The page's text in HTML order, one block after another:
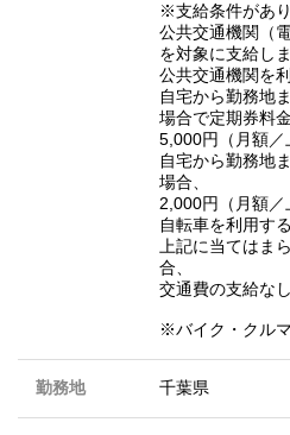
※支給条件があ
公共交通機関（
を対象に支給しま
公共交通機関を
自宅から勤務地
場合で定期券料
5,000円（月額／
自宅から勤務地
場合、
2,000円（月額／
自転車を利用する
上記に当てはま
合、
交通費の支給なし
※バイク・クル
勤務地 千葉県